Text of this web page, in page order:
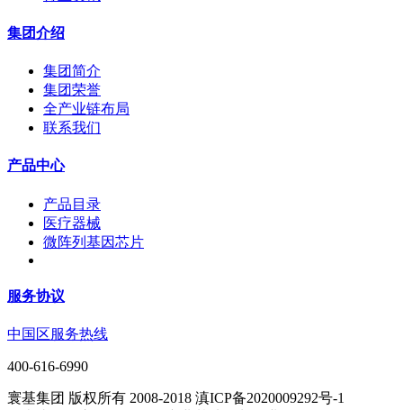
集团介绍
集团简介
集团荣誉
全产业链布局
联系我们
产品中心
产品目录
医疗器械
微阵列基因芯片
服务协议
中国区服务热线
400-616-6990
寰基集团 版权所有 2008-2018 滇ICP备2020009292号-1